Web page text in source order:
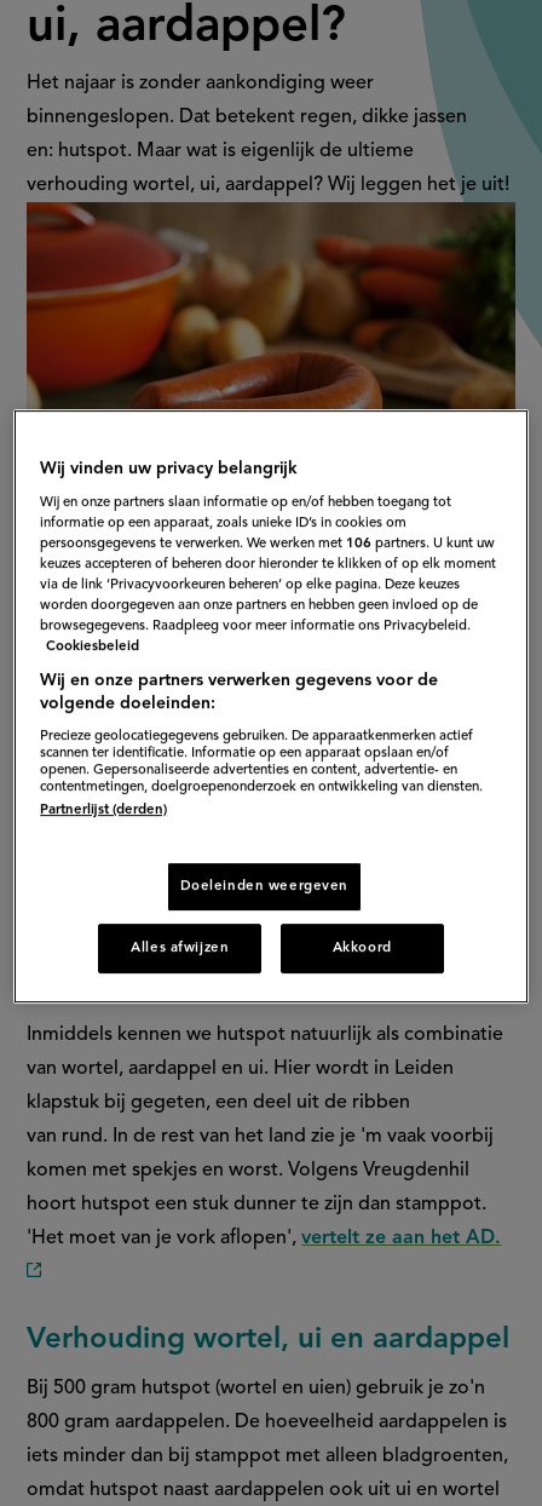
de
verhouding
wortel,
ui,
aardappel?
ui, aardappel?
Het najaar is zonder aankondiging weer
binnengeslopen. Dat betekent regen, dikke jassen
en: hutspot. Maar wat is eigenlijk de ultieme
verhouding wortel, ui, aardappel? Wij leggen het je uit!
Foodjournalist en kookboekenschrijfster Janneke
Vreugdenhil bracht onlangsDe Bijbel van de
Nederlandse keuken uit waarin ze, hoe kon het ook
hutspot. Waarvan het traditionele recept uit 1574
'Hollandse' pieper werd pas rond 1600 in ons land
geïntroduceerd.
Inmiddels kennen we hutspot natuurlijk als combinatie
van wortel, aardappel en ui. Hier wordt in Leiden
klapstuk bij gegeten, een deel uit de ribben
van rund. In de rest van het land zie je 'm vaak voorbij
komen met spekjes en worst. Volgens Vreugdenhil
hoort hutspot een stuk dunner te zijn dan stamppot.
'Het moet van je vork aflopen',vertelt ze aan het AD.
(externe
Verhouding wortel, ui en aardappel
Bij 500 gram hutspot (wortel en uien) gebruik je zo'n
800 gram aardappelen. De hoeveelheid aardappelen is
iets minder dan bij stamppot met alleen bladgroenten,
omdat hutspot naast aardappelen ook uit ui en wortel
Wij vinden uw privacy belangrijk
Wij en onze partners slaan informatie op en/of hebben toegang tot
informatie op een apparaat, zoals unieke ID’s in cookies om
persoonsgegevens te verwerken. We werken met 106 partners. U kunt uw
keuzes accepteren of beheren door hieronder te klikken of op elk moment
via de link ‘Privacyvoorkeuren beheren’ op elke pagina. Deze keuzes
worden doorgegeven aan onze partners en hebben geen invloed op de
browsegegevens. Raadpleeg voor meer informatie ons Privacybeleid.
Cookiesbeleid
Wij en onze partners verwerken gegevens voor de
volgende doeleinden:
Precieze geolocatiegegevens gebruiken. De apparaatkenmerken actief
scannen ter identificatie. Informatie op een apparaat opslaan en/of
openen. Gepersonaliseerde advertenties en content, advertentie- en
contentmetingen, doelgroepenonderzoek en ontwikkeling van diensten.
Partnerlijst (derden)
Doeleinden weergeven
Alles afwijzen Akkoord